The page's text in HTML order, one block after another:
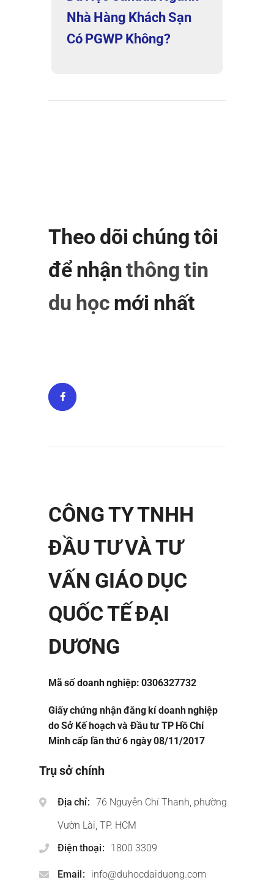
Nhà Hàng Khách Sạn
Có PGWP Không?
Theo dõi chúng tôi
để nhậnthông tin
du học mới nhất
CÔNG TY TNHH
ĐẦU TƯ VÀ TƯ
VẤN GIÁO DỤC
QUỐC TẾ ĐẠI
DƯƠNG
Mã số doanh nghiệp: 0306327732
Giấy chứng nhận đăng kí doanh nghiệp
do Sở Kế hoạch và Đầu tư TP Hồ Chí
Minh cấp lần thứ 6 ngày 08/11/2017
Trụ sở chính
Địa chỉ
76 Nguyễn Chí Thanh, phường
Vườn Lài, TP. HCM
Điện thoại
1800 3309
Email info@duhocdaiduong.com